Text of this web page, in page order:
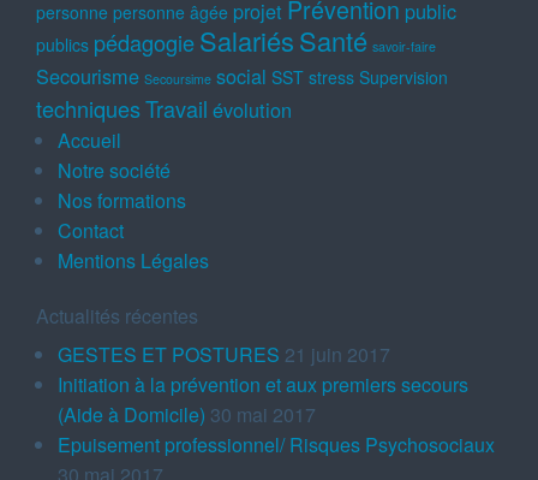
personne personne âgée projet Prévention public
publics pédagogieSalariésSanté savoir-faire
Secourisme Secoursime social SST stress Supervision
techniquesTravail évolution
Accueil
Notre société
Nos formations
Contact
Mentions Légales
Actualités récentes
GESTES ET POSTURES 21 juin 2017
Initiation à la prévention et aux premiers secours
(Aide à Domicile) 30 mai 2017
Epuisement professionnel/ Risques Psychosociaux